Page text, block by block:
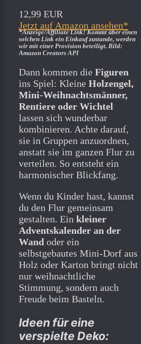
12,99 EUR
Jetzt auf Amazon ansehen*
*Anzeige/Affiliate Link! Kommt über einen
solchen Link ein Einkauf zustande, werden
wir mit­ einer Provision beteiligt. Bild:
Amazon Creators API
Dann kommen die Figuren
ins Spiel: Kleine Holzengel,
Mini-Weihnachtsmänner,
Rentiere oder Wichtel
lassen sich wunderbar
kombinieren. Achte darauf,
sie in Gruppen anzuordnen,
anstatt sie im ganzen Flur zu
verteilen. So entsteht ein
harmonischer Blickfang.
Wenn du Kinder hast, kannst
du den Flur gemeinsam
gestalten. Ein kleiner
Adventskalender an der
Wand oder ein
selbstgebautes Mini-Dorf aus
Holz oder Karton bringt nicht
nur weihnachtliche
Stimmung, sondern auch
Freude beim Basteln.
Ideen für eine
verspielte Deko: